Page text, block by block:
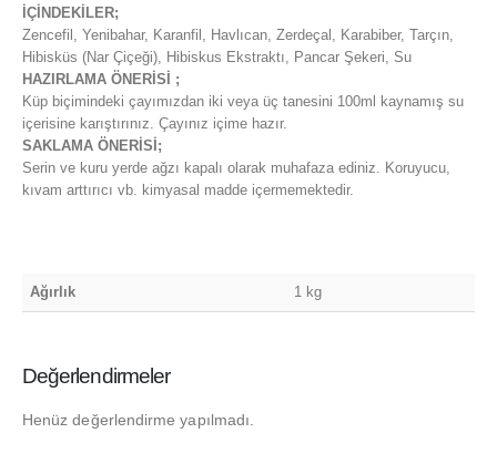
İÇİNDEKİLER;
Zencefil, Yenibahar, Karanfil, Havlıcan, Zerdeçal, Karabiber, Tarçın,
Hibisküs (Nar Çiçeği), Hibiskus Ekstraktı, Pancar Şekeri, Su
HAZIRLAMA ÖNERİSİ ;
Küp biçimindeki çayımızdan iki veya üç tanesini 100ml kaynamış su
içerisine karıştırınız. Çayınız içime hazır.
SAKLAMA ÖNERİSİ;
Serin ve kuru yerde ağzı kapalı olarak muhafaza ediniz. Koruyucu,
kıvam arttırıcı vb. kimyasal madde içermemektedir.
Ağırlık 1 kg
Değerlendirmeler
Henüz değerlendirme yapılmadı.